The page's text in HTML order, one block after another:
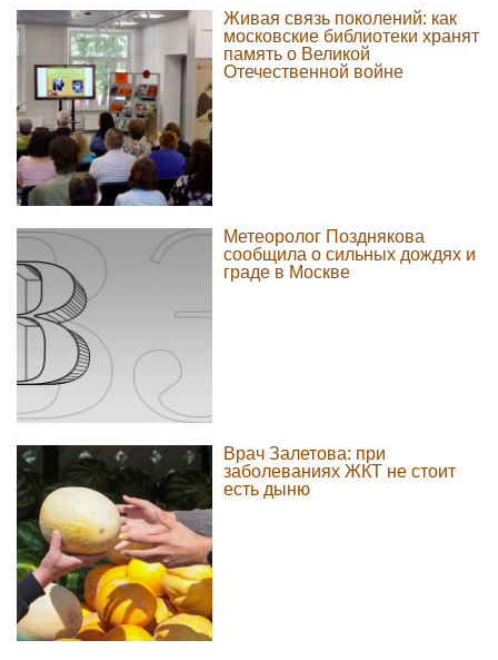
Живая связь поколений: как
московские библиотеки хранят
память о Великой
Отечественной войне
Метеоролог Позднякова
сообщила о сильных дождях и
граде в Москве
Врач Залетова: при
заболеваниях ЖКТ не стоит
есть дыню